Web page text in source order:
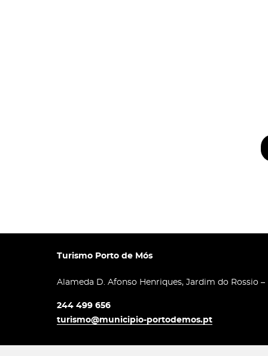
Turismo Porto de Mós
Alameda D. Afonso Henriques, Jardim do Rossio
244 499 656
turismo@municipio-portodemos.pt